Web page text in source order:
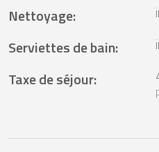
Nettoyage:
Serviettes de bain:
Taxe de séjour: